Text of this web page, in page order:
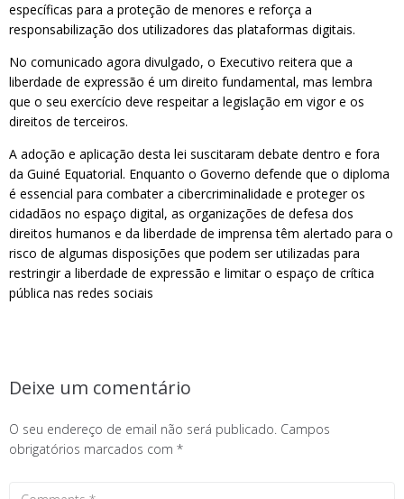
específicas para a proteção de menores e reforça a
responsabilização dos utilizadores das plataformas digitais.
No comunicado agora divulgado, o Executivo reitera que a
liberdade de expressão é um direito fundamental, mas lembra
que o seu exercício deve respeitar a legislação em vigor e os
direitos de terceiros.
A adoção e aplicação desta lei suscitaram debate dentro e fora
da Guiné Equatorial. Enquanto o Governo defende que o diploma
é essencial para combater a cibercriminalidade e proteger os
cidadãos no espaço digital, as organizações de defesa dos
direitos humanos e da liberdade de imprensa têm alertado para o
risco de algumas disposições que podem ser utilizadas para
restringir a liberdade de expressão e limitar o espaço de crítica
pública nas redes sociais
Deixe um comentário
O seu endereço de email não será publicado. Campos
obrigatórios marcados com *